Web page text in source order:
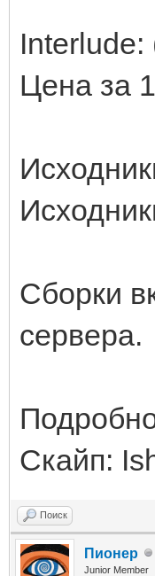
Цена за
Сборки
сервера.
Скайп:
Поиск
Пионер
Junior Member